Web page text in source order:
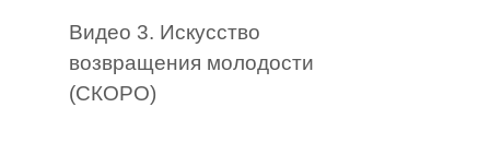
Видео 3. Искусство
возвращения молодости
(СКОРО)